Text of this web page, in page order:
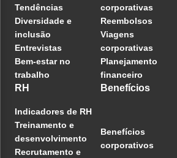
Tendências
Diversidade e
inclusão
Entrevistas
Bem-estar no
trabalho
corporativas
Reembolsos
Viagens
corporativas
Planejamento
financeiro
RH
Indicadores de RH
Treinamento e
desenvolvimento
Recrutamento e
Benefícios
Benefícios
corporativos